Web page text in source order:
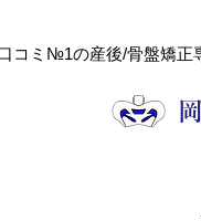
コミ№1の産後/骨盤矯正